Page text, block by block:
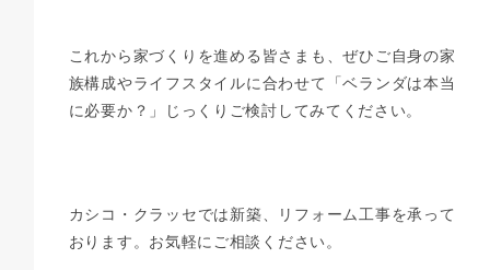
これから家づくりを進める皆さまも、ぜひご自身の家
族構成やライフスタイルに合わせて「ベランダは本当
に必要か？」じっくりご検討してみてください。
カシコ・クラッセでは新築、リフォーム工事を承って
おります。お気軽にご相談ください。